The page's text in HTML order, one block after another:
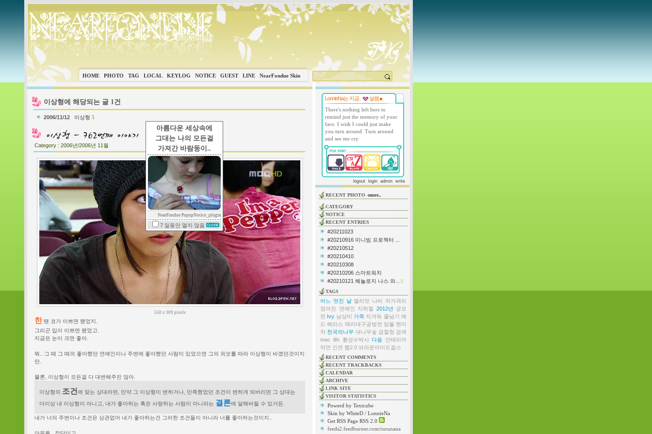
아름다운 세상속에
그대는 나의 모든걸
가져간 바람둥이..
NearFondue PopupNotice_plugin
7 일동안 열지 않음
HOME PHOTO TAG LOCAL KEYLOG NOTICE GUEST LINE NearFondue Skin
이상형에 해당되는 글 1건
2006/11/12 이상형 5
Category : 2006년/2006년 11월
550 x 309 pixels
한땐 코가 이쁘면 됐었지.
그리곤 입이 이쁘면 됐었고.
지금은 눈이 크면 좋아.
뭐.. 그 때 그 때의 좋아했던 연얘인이나 주변에 좋아했던 사람이 있었으면 그의 외모를 따라 이상형이 바꼈던것이지
만.
물론, 이상형이 모든걸 다 대변해주진 않아.
이상형의 조건 에 맞는 상대라면, 만약 그 이상형이 변하거나, 만족했었던 조건이 변하게 되버리면 그 상대는
더이상 내 이상형이 아니고, 내가 좋아하는 혹은 사랑하는 사람이 아니라는 결론에 달해버릴 수 있거든.
내가 너의 주변이나 조건은 상관없어 내가 좋아하는건 그러한 조건들이 아니라 너를 좋아하는것이지..
LonnieNa는 지금..
설렘
There's nothing left here to
remind just the memory of your
face. I wish I could just make
you turn around. Turn around
and see me cry.
logout login admin write
RECENT PHOTO -more..
CATEGORY
NOTICE
RECENT ENTRIES
#20211023
#20210916 미니빔 프로젝터 ...
#20210512
#20210410
#20210308
#20210206 스마트워치
#20210121 헤놀로지 나스 와...
2
TAGS
어느 멋진 날 엘리엇 나비
자가격리
정여진
연예인 지하철 2012년 공모
전 Ivy 남상미 가족 지겨워 줄넘기 에
드 헤리스 메리대구공방전 암울 현미
차 천국의나무 대나무숲 검찰청 검색
mac life
황성수박사 다음
인테리어
악연 인연 웹2.0 브라운아이드걸스
RECENT COMMENTS
RECENT TRACKBACKS
CALENDAR
ARCHIVE
LINK SITE
VISITOR STATISTICS
Powerd by Textcube
Skin by WhiteD / LonnieNa
Get RSS Page RSS 2.0
feeds2.feedburner.com/rurunana